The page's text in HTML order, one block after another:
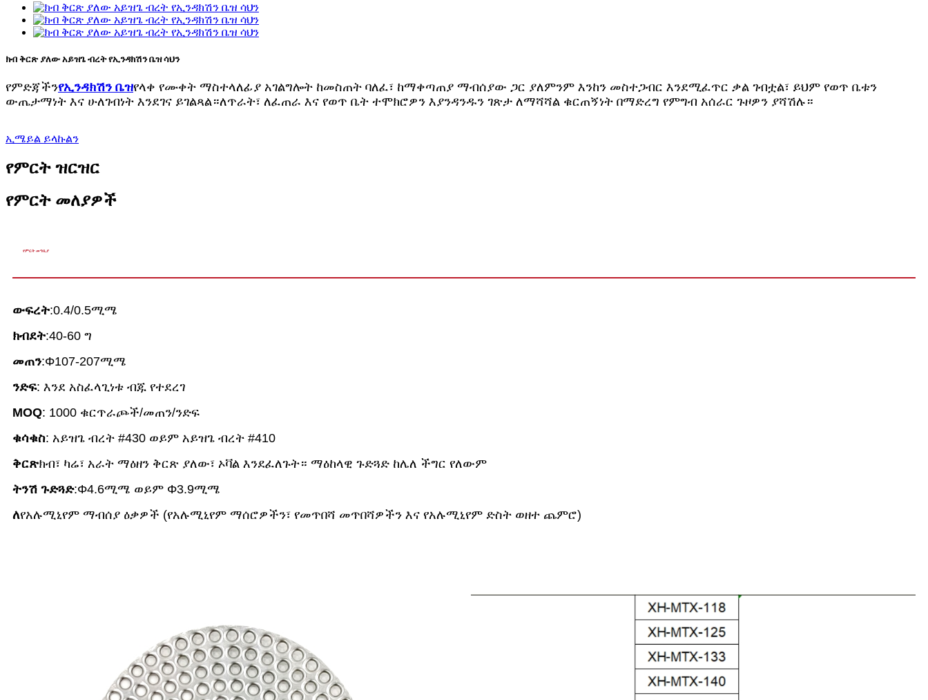
ክብ ቅርጽ ያለው አይዝጌ ብረት የኢንዳክሽን ቤዝ ሳህን
የምድጃችንየኢንዳክሽን ቤዝየላቀ የሙቀት ማስተላለፊያ አገልግሎት ከመስጠት ባለፈ፣ ከማቀጣጠያ ማብሰያው ጋር ያለምንም እንከን መስተጋብር እንደሚፈጥር ቃል ገብቷል፣ ይህም የወጥ ቤቱን
ውጤታማነት እና ሁለገብነት እንደገና ይገልጻል።ለጥራት፣ ለፈጠራ እና የወጥ ቤት ተሞክሮዎን እያንዳንዱን ገጽታ ለማሻሻል ቁርጠኝነት በማድረግ የምግብ አሰራር ጉዞዎን ያሻሽሉ።
ኢሜይል ይላኩልን
የምርት ዝርዝር
የምርት መለያዎች
የምርት መግቢያ
ውፍረት:0.4/0.5ሚሜ
ክብደት:40-60 ግ
መጠን:Φ107-207ሚሜ
ንድፍ: እንደ አስፈላጊነቱ ብጁ የተደረገ
MOQ: 1000 ቁርጥራጮች/መጠን/ንድፍ
ቁሳቁስ: አይዝጌ ብረት #430 ወይም አይዝጌ ብረት #410
ቅርጽክብ፣ ካሬ፣ አራት ማዕዘን ቅርጽ ያለው፣ ኦቫል እንደፈለጉት። ማዕከላዊ ጉድጓድ ከሌለ ችግር የለውም
ትንሽ ጉድጓድ:Φ4.6ሚሜ ወይም Φ3.9ሚሜ
ለየአሉሚኒየም ማብሰያ ዕቃዎች (የአሉሚኒየም ማሰሮዎችን፣ የመጥበሻ መጥበሻዎችን እና የአሉሚኒየም ድስት ወዘተ ጨምሮ)